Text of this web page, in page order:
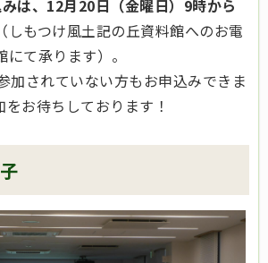
は、12月20日（金曜日）9時から
（しもつけ風土記の丘資料館へのお電
て承ります）。
加されていない方もお申込みできま
お待ちしております！